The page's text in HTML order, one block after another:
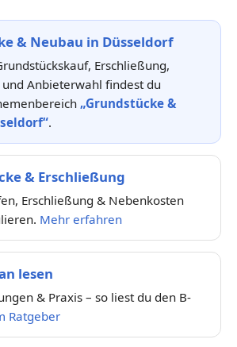
& Neubau in Düsseldorf
Erschließung,
Anbieterwahl findest du
„Grundstücke &
.
& Erschließung
Erschließung & Nebenkosten
Mehr erfahren
lesen
& Praxis – so liest du den B-
Ratgeber